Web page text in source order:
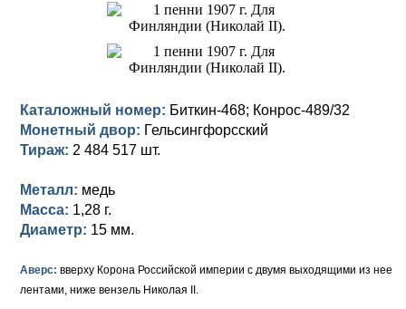
Германская оккупация
Для Финляндии
Памятные и донативные
Для Финляндии
Памятные и донативные
Медь
Для Финляндии
Николай I (1825-1855)
Платина, золото
Серебро
Русско-Польские
Памятные и донативные
Александр I (1801-1825)
Золото
Серебро
Для Грузии
Павел I (1796-1801)
Золото
Медь
Екатерина II (1762-1796)
Серебро
Сибирские монеты
Елизавета I (1741-1762)
Серебро
Анна Иоанновна (1730-1740)
Каталожный номер: Биткин-468; Конрос-489/32
Монетный двор: Гельсингфорсский
Тираж: 2 484 517 шт.
Металл: медь
Масса: 1,28 г.
Диаметр: 15 мм.
Аверс: вверху Корона Российской империи с двумя выходящими из нее
лентами, ниже вензель Николая II.